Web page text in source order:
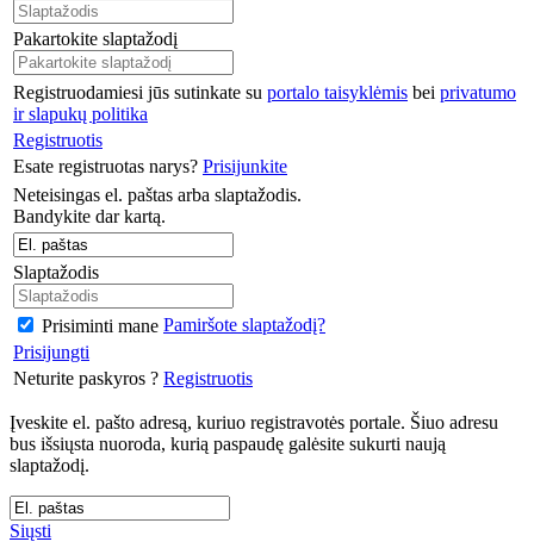
Pakartokite slaptažodį
Registruodamiesi jūs sutinkate su portalo taisyklėmis bei privatumo
ir slapukų politika
Registruotis
Esate registruotas narys? Prisijunkite
Neteisingas el. paštas arba slaptažodis.
Bandykite dar kartą.
Slaptažodis
Prisiminti mane Pamiršote slaptažodį?
Prisijungti
Neturite paskyros ? Registruotis
Įveskite el. pašto adresą, kuriuo registravotės portale. Šiuo adresu
bus išsiųsta nuoroda, kurią paspaudę galėsite sukurti naują
slaptažodį.
Siųsti